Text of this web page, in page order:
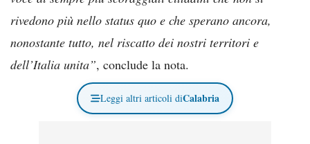
rivedono più nello status quo e che sperano ancora,
nonostante tutto, nel riscatto dei nostri territori e
dell’Italia unita”, conclude la nota.
Leggi altri articoli diCalabria